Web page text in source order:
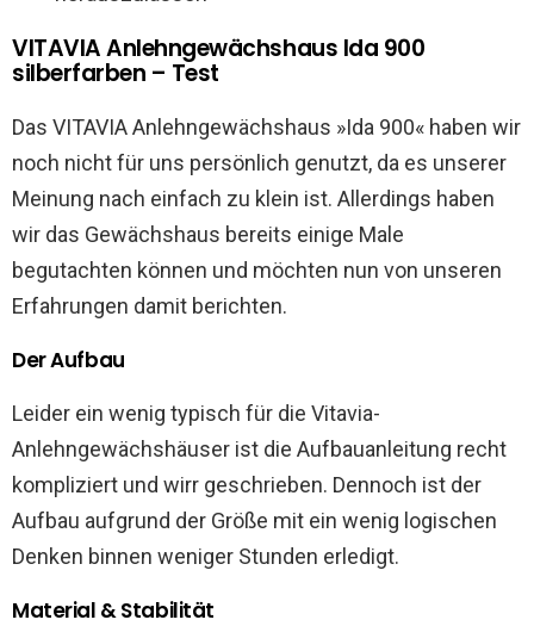
VITAVIA Anlehngewächshaus Ida 900
silberfarben – Test
Das VITAVIA Anlehngewächshaus »Ida 900« haben wir
noch nicht für uns persönlich genutzt, da es unserer
Meinung nach einfach zu klein ist. Allerdings haben
wir das Gewächshaus bereits einige Male
begutachten können und möchten nun von unseren
Erfahrungen damit berichten.
Der Aufbau
Leider ein wenig typisch für die Vitavia-
Anlehngewächshäuser ist die Aufbauanleitung recht
kompliziert und wirr geschrieben. Dennoch ist der
Aufbau aufgrund der Größe mit ein wenig logischen
Denken binnen weniger Stunden erledigt.
Material & Stabilität